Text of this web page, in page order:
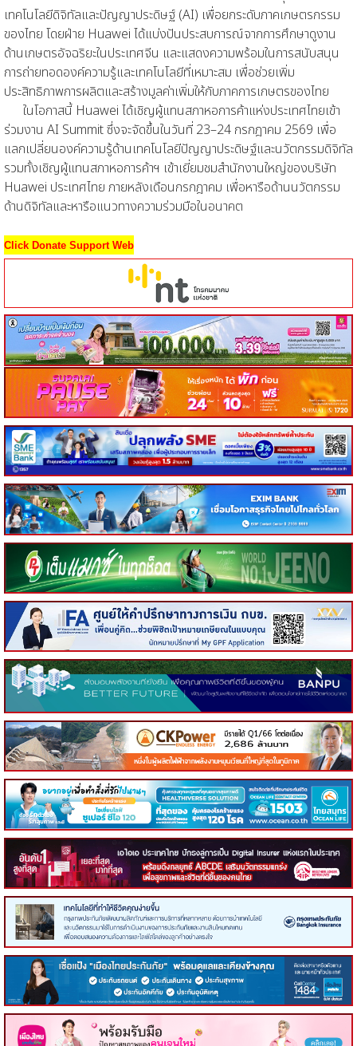
เทคโนโลยีดิจิทัลและปัญญาประดิษฐ์ (AI) เพื่อยกระดับภาคเกษตรกรรม
ของไทย โดยฝ่าย Huawei ได้แบ่งปันประสบการณ์จากการศึกษาดูงาน
ด้านเกษตรอัจฉริยะในประเทศจีน และแสดงความพร้อมในการสนับสนุน
การถ่ายทอดองค์ความรู้และเทคโนโลยีที่เหมาะสม เพื่อช่วยเพิ่ม
ประสิทธิภาพการผลิตและสร้างมูลค่าเพิ่มให้กับภาคการเกษตรของไทย
ในโอกาสนี้ Huawei ได้เชิญผู้แทนสภาหอการค้าแห่งประเทศไทยเข้า
ร่วมงาน AI Summit ซึ่งจะจัดขึ้นในวันที่ 23–24 กรกฎาคม 2569 เพื่อ
แลกเปลี่ยนองค์ความรู้ด้านเทคโนโลยีปัญญาประดิษฐ์และนวัตกรรมดิจิทัล
รวมทั้งเชิญผู้แทนสภาหอการค้าฯ เข้าเยี่ยมชมสำนักงานใหญ่ของบริษัท
Huawei ประเทศไทย ภายหลังเดือนกรกฎาคม เพื่อหารือด้านนวัตกรรม
ด้านดิจิทัลและหารือแนวทางความร่วมมือในอนาคต
Click Donate Support Web